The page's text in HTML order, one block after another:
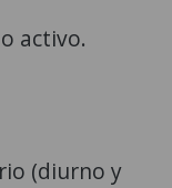
activo.
(diurno y